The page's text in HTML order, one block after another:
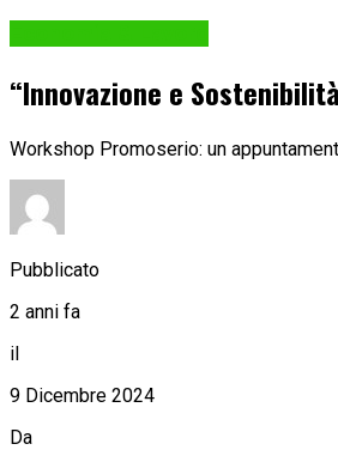
“Innovazione e
Workshop Promoserio: un
Pubblicato
2 anni fa
il
9 Dicembre 2024
Da